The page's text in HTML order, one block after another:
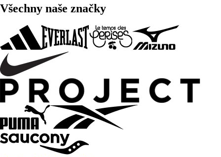
Všechny naše značky